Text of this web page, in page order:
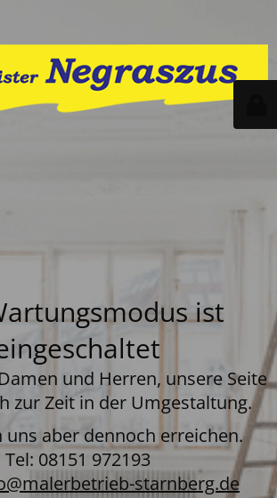
ist
und Herren, unsere Seite
zur Zeit in der Umgestaltung.
uns aber dennoch erreichen.
Tel: 08151 972193
starnberg.de